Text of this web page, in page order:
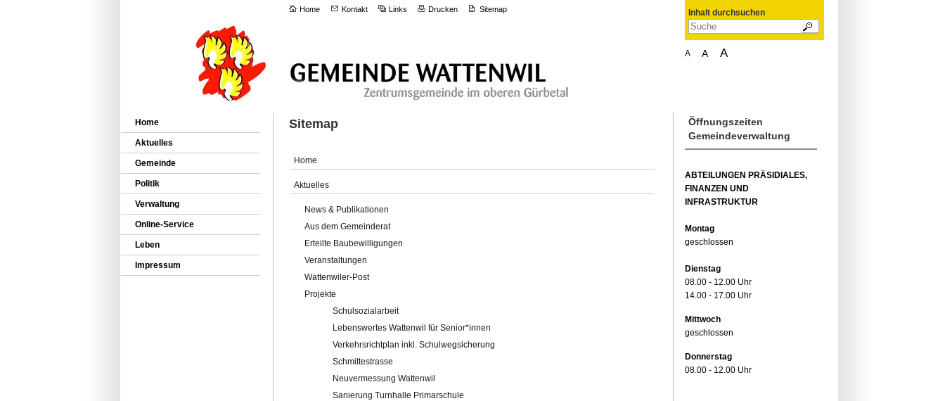
Home Kontakt Links Drucken Sitemap Inhalt durchsuchen
A A A
Home
Aktuelles
Gemeinde
Politik
Verwaltung
Online-Service
Leben
Impressum
Sitemap
Home
Aktuelles
News & Publikationen
Aus dem Gemeinderat
Erteilte Baubewilligungen
Veranstaltungen
Wattenwiler-Post
Projekte
Schulsozialarbeit
Lebenswertes Wattenwil für Senior*innen
Verkehrsrichtplan inkl. Schulwegsicherung
Schmittestrasse
Neuvermessung Wattenwil
Sanierung Turnhalle Primarschule
Öffnungszeiten
Gemeindeverwaltung
ABTEILUNGEN PRÄSIDIALES,
FINANZEN UND
INFRASTRUKTUR
Montag
geschlossen
Dienstag
08.00 - 12.00 Uhr
14.00 - 17.00 Uhr
Mittwoch
geschlossen
Donnerstag
08.00 - 12.00 Uhr